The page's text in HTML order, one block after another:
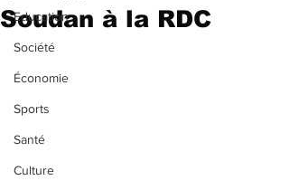
Education
Société
Économie
Sports
Santé
Culture
Soudan à la RDC